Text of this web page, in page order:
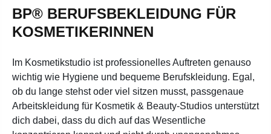
BP® BERUFSBEKLEIDUNG FÜR
KOSMETIKERINNEN
Im Kosmetikstudio ist professionelles Auftreten genauso
wichtig wie Hygiene und bequeme Berufskleidung. Egal,
ob du lange stehst oder viel sitzen musst, passgenaue
Arbeitskleidung für Kosmetik & Beauty-Studios unterstützt
dich dabei, dass du dich auf das Wesentliche